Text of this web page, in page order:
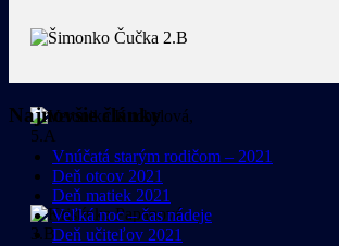
Najnovšie články
Vnúčatá starým rodičom – 2021
Deň otcov 2021
Deň matiek 2021
Veľká noc – čas nádeje
Deň učiteľov 2021